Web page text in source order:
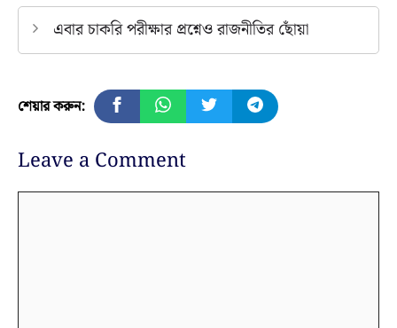
এবার চাকরি পরীক্ষার প্রশ্নেও রাজনীতির ছোঁয়া
শেয়ার করুন:
Leave a Comment